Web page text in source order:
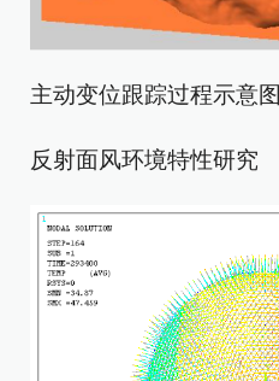
主动变位跟踪过程示意图
反射面风环境特性研究